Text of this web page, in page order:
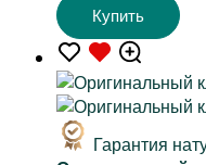
Купить
Гарантия